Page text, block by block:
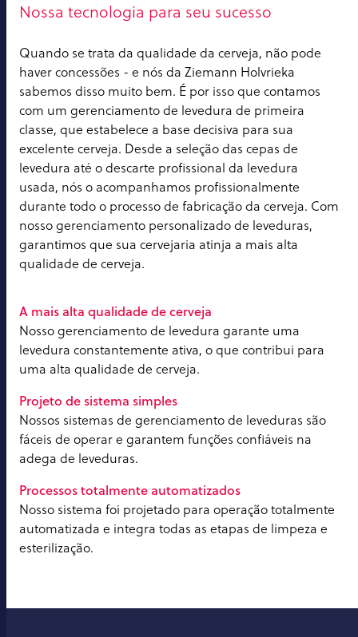
Nossa tecnologia para seu sucesso
Quando se trata da qualidade da cerveja, não pode
haver concessões - e nós da Ziemann Holvrieka
sabemos disso muito bem. É por isso que contamos
com um gerenciamento de levedura de primeira
classe, que estabelece a base decisiva para sua
excelente cerveja. Desde a seleção das cepas de
levedura até o descarte profissional da levedura
usada, nós o acompanhamos profissionalmente
durante todo o processo de fabricação da cerveja. Com
nosso gerenciamento personalizado de leveduras,
garantimos que sua cervejaria atinja a mais alta
qualidade de cerveja.
A mais alta qualidade de cerveja
Nosso gerenciamento de levedura garante uma
levedura constantemente ativa, o que contribui para
uma alta qualidade de cerveja.
Projeto de sistema simples
Nossos sistemas de gerenciamento de leveduras são
fáceis de operar e garantem funções confiáveis na
adega de leveduras.
Processos totalmente automatizados
Nosso sistema foi projetado para operação totalmente
automatizada e integra todas as etapas de limpeza e
esterilização.